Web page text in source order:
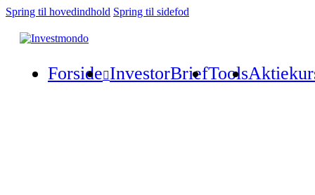
Spring til hovedindhold Spring til sidefod
Forside InvestorBriefTools